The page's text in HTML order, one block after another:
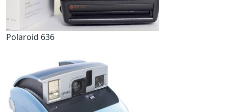
Polaroid 636